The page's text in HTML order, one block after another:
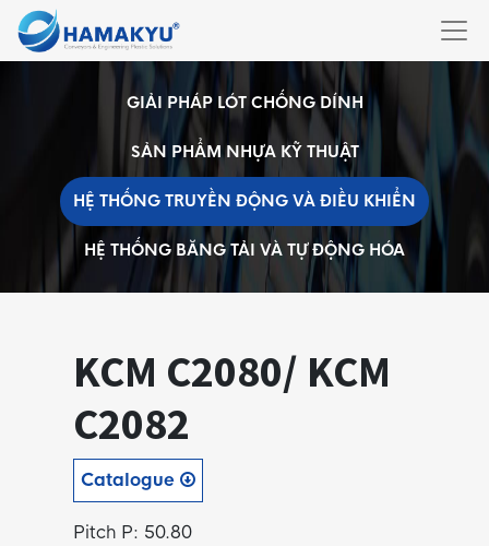
GIẢI PHÁP LÓT CHỐNG DÍNH
SẢN PHẨM NHỰA KỸ THUẬT
HỆ THỐNG TRUYỀN ĐỘNG VÀ ĐIỀU KHIỂN
HỆ THỐNG BĂNG TẢI VÀ TỰ ĐỘNG HÓA
KCM C2080/ KCM
C2082
Catalogue
Pitch P: 50.80